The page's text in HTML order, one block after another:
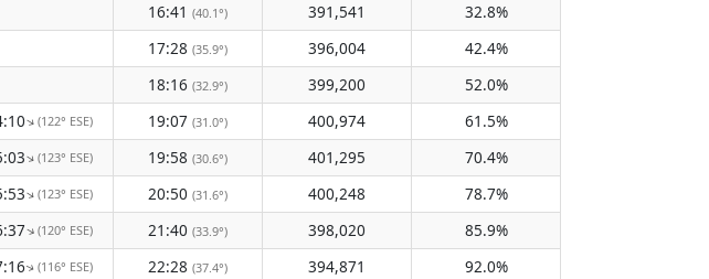
16:41 (40.1°) 391,541
32.8%
17:28 (35.9°) 396,004
42.4%
18:16 (32.9°) 399,200
52.0%
↑(122° ESE) 19:07 (31.0°) 400,974
61.5%
↑(123° ESE) 19:58 (30.6°) 401,295
70.4%
↑(123° ESE) 20:50 (31.6°) 400,248
78.7%
↑(120° ESE) 21:40 (33.9°) 398,020
85.9%
↑(116° ESE) 22:28 (37.4°) 394,871
92.0%